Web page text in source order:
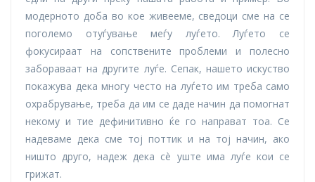
модерното доба во кое живееме, сведоци сме на се
поголемо отуѓување меѓу луѓето. Луѓето се
фокусираат на сопствените проблеми и полесно
забораваат на другите луѓе. Сепак, нашето искуство
покажува дека многу често на луѓето им треба само
охрабрување, треба да им се даде начин да помогнат
некому и тие дефинитивно ќе го направат тоа. Се
надеваме дека сме тој поттик и на тој начин, ако
ништо друго, надеж дека сè уште има луѓе кои се
грижат.